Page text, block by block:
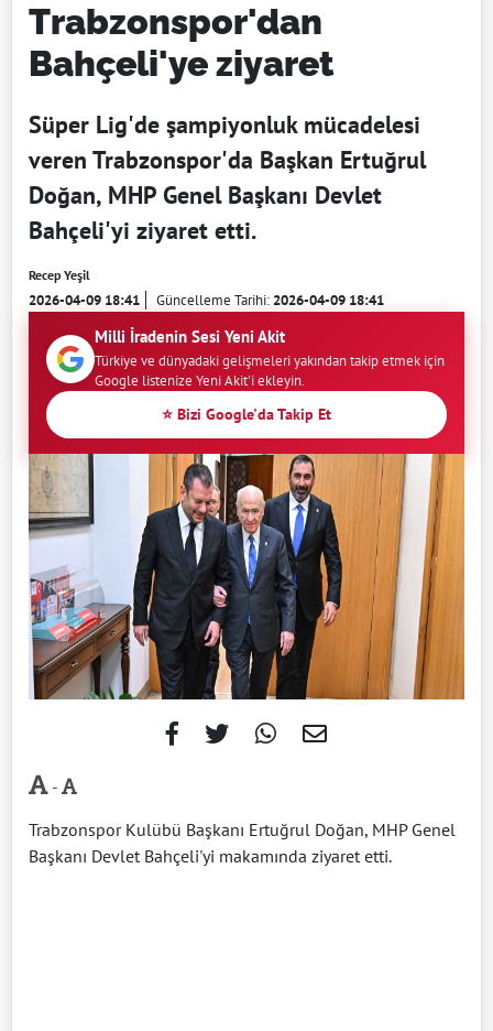
Trabzonspor'dan
Bahçeli'ye ziyaret
Süper Lig'de şampiyonluk mücadelesi
veren Trabzonspor'da Başkan Ertuğrul
Doğan, MHP Genel Başkanı Devlet
Bahçeli'yi ziyaret etti.
Recep Yeşil
2026-04-09 18:41 Güncelleme Tarihi:2026-04-09 18:41
Milli İradenin Sesi Yeni Akit
Türkiye ve dünyadaki gelişmeleri yakından takip etmek için
Google listenize Yeni Akit'i ekleyin.
⭐ Bizi Google'da Takip Et
-
Trabzonspor Kulübü Başkanı Ertuğrul Doğan, MHP Genel
Başkanı Devlet Bahçeli'yi makamında ziyaret etti.